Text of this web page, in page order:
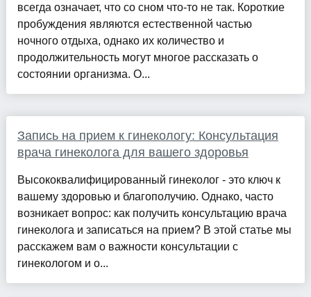
всегда означает, что со сном что-то не так. Короткие
пробуждения являются естественной частью
ночного отдыха, однако их количество и
продолжительность могут многое рассказать о
состоянии организма. О...
Запись на прием к гинекологу: Консультация
врача гинеколога для вашего здоровья
Высококвалифицированный гинеколог - это ключ к
вашему здоровью и благополучию. Однако, часто
возникает вопрос: как получить консультацию врача
гинеколога и записаться на прием? В этой статье мы
расскажем вам о важности консультации с
гинекологом и о...